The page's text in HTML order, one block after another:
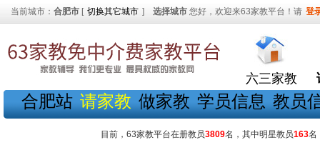
当前城市： 合肥市 [ 切换其它城市 ] 选择城市 您好，欢迎来63家教平台！请 登
六三家教
合肥站 请家教 做家教 学员信息 教员
目前，63家教平台在册教员3809名，其中明星教员163名